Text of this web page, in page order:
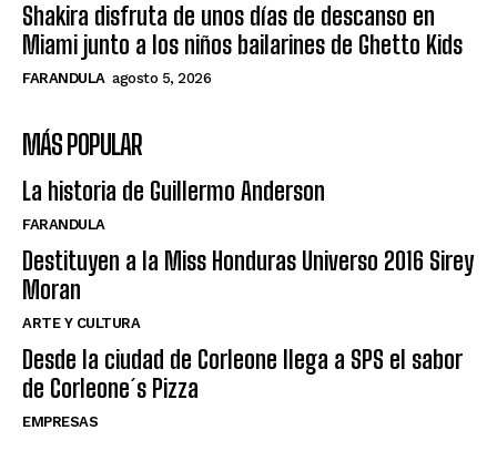
Shakira disfruta de unos días de descanso en
Miami junto a los niños bailarines de Ghetto Kids
FARANDULA agosto 5, 2026
MÁS POPULAR
La historia de Guillermo Anderson
FARANDULA
Destituyen a la Miss Honduras Universo 2016 Sirey
Moran
ARTE Y CULTURA
Desde la ciudad de Corleone llega a SPS el sabor
de Corleone´s Pizza
EMPRESAS